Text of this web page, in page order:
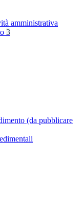
amministrativa
3
(da pubblicare